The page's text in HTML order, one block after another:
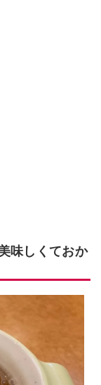
味しくておか